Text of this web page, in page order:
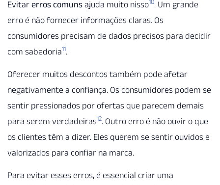
Evitar erros comuns ajuda muito nisso10. Um grande
erro é não fornecer informações claras. Os
consumidores precisam de dados precisos para decidir
com sabedoria11.
Oferecer muitos descontos também pode afetar
negativamente a confiança. Os consumidores podem se
sentir pressionados por ofertas que parecem demais
para serem verdadeiras12. Outro erro é não ouvir o que
os clientes têm a dizer. Eles querem se sentir ouvidos e
valorizados para confiar na marca.
Para evitar esses erros, é essencial criar uma